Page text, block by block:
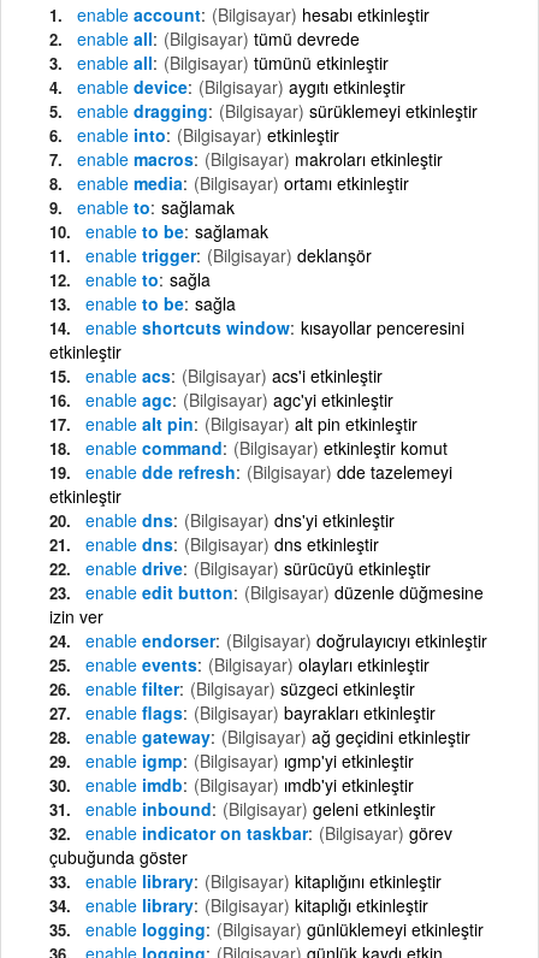
enable account (Bilgisayar) hesabı etkinleştir
enable all (Bilgisayar) tümü devrede
enable all (Bilgisayar) tümünü etkinleştir
enable device (Bilgisayar) aygıtı etkinleştir
enable dragging (Bilgisayar) sürüklemeyi etkinleştir
enable into (Bilgisayar) etkinleştir
enable macros (Bilgisayar) makroları etkinleştir
enable media (Bilgisayar) ortamı etkinleştir
enable to sağlamak
enable to be sağlamak
enable trigger (Bilgisayar) deklanşör
enable to sağla
enable to be sağla
enable shortcuts window kısayollar penceresini
etkinleştir
enable acs (Bilgisayar) acs'i etkinleştir
enable agc (Bilgisayar) agc'yi etkinleştir
enable alt pin (Bilgisayar) alt pin etkinleştir
enable command (Bilgisayar) etkinleştir komut
enable dde refresh (Bilgisayar) dde tazelemeyi
etkinleştir
enable dns (Bilgisayar) dns'yi etkinleştir
enable dns (Bilgisayar) dns etkinleştir
enable drive (Bilgisayar) sürücüyü etkinleştir
enable edit button (Bilgisayar) düzenle düğmesine
izin ver
enable endorser (Bilgisayar) doğrulayıcıyı etkinleştir
enable events (Bilgisayar) olayları etkinleştir
enable filter (Bilgisayar) süzgeci etkinleştir
enable flags (Bilgisayar) bayrakları etkinleştir
enable gateway (Bilgisayar) ağ geçidini etkinleştir
enable igmp (Bilgisayar) ıgmp'yi etkinleştir
enable imdb (Bilgisayar) ımdb'yi etkinleştir
enable inbound (Bilgisayar) geleni etkinleştir
enable indicator on taskbar (Bilgisayar) görev
çubuğunda göster
enable library (Bilgisayar) kitaplığını etkinleştir
enable library (Bilgisayar) kitaplığı etkinleştir
enable logging (Bilgisayar) günlüklemeyi etkinleştir
enable logging (Bilgisayar) günlük kaydı etkin